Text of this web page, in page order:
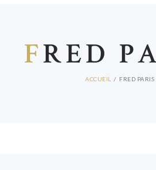
FRED
ACCUEIL FRED PARIS